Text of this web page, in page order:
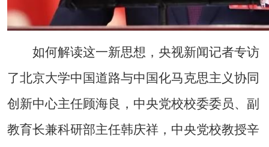
如何解读这一新思想，央视新闻记者专访
了北京大学中国道路与中国化马克思主义协同
创新中心主任顾海良，中央党校校委委员、副
教育长兼科研部主任韩庆祥，中央党校教授辛